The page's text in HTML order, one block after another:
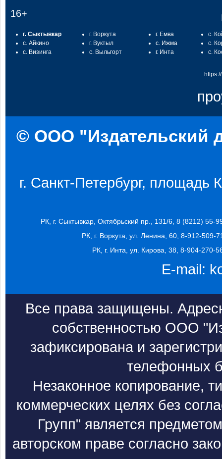
16+
г. Сыктывкар
с. Айкино
с. Визинга
г. Воркута
г. Вуктыл
с. Выльгорт
г. Емва
с. Ижма
г. Инта
с.
с.
с.
© ООО "Издательский
г. Санкт-Петербург, площадь
РК, г. Сыктывкар, Октябрьский пр., 131/6, 8 (8212) 55-
РК, г. Воркута, ул. Ленина, 60, 8-912-509-
РК, г. Инта, ул. Кирова, 38, 8-904-270-
E-mail:
Все права защищены.
собственностью ООО
зафиксирована и
телефонных
Незаконное копирование,
коммерческих целях без
Групп" является
авторском праве согласно